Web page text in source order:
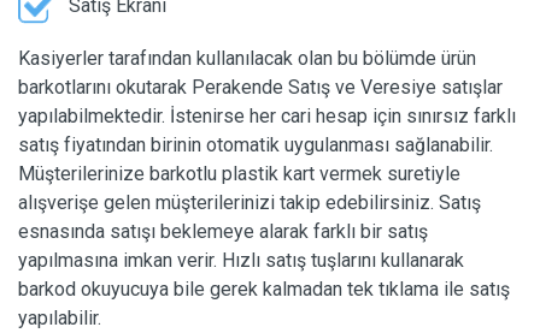
Satış Ekranı
Kasiyerler tarafından kullanılacak olan bu bölümde ürün
barkotlarını okutarak Perakende Satış ve Veresiye satışlar
yapılabilmektedir. İstenirse her cari hesap için sınırsız farklı
satış fiyatından birinin otomatik uygulanması sağlanabilir.
Müşterilerinize barkotlu plastik kart vermek suretiyle
alışverişe gelen müşterilerinizi takip edebilirsiniz. Satış
esnasında satışı beklemeye alarak farklı bir satış
yapılmasına imkan verir. Hızlı satış tuşlarını kullanarak
barkod okuyucuya bile gerek kalmadan tek tıklama ile satış
yapılabilir.